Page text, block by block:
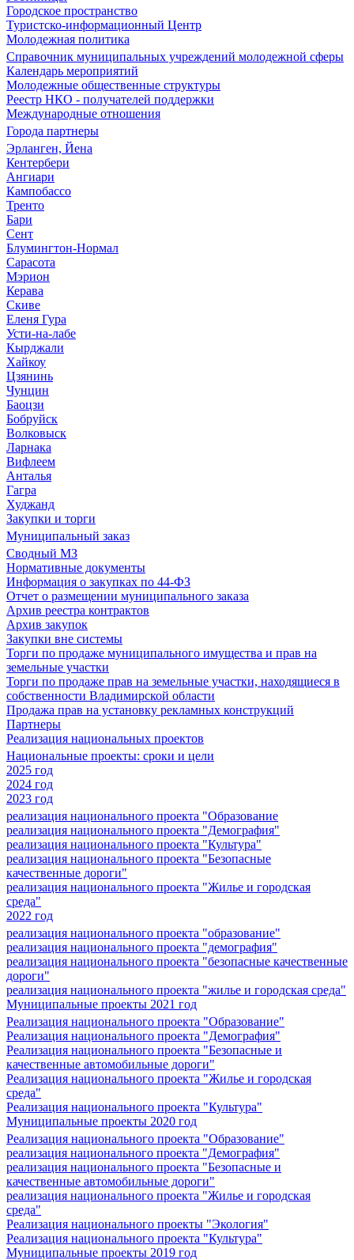
Городское пространство
Туристско-информационный Центр
Молодежная политика
Справочник муниципальных учреждений молодежной сферы
Календарь мероприятий
Молодежные общественные структуры
Реестр НКО - получателей поддержки
Международные отношения
Города партнеры
Эрланген, Йена
Кентербери
Ангиари
Кампобассо
Тренто
Бари
Сент
Блумингтон-Нормал
Сарасота
Мэрион
Керава
Скиве
Еленя Гура
Усти-на-лабе
Кырджали
Хайкоу
Цзянинь
Чунцин
Баоцзи
Бобруйск
Волковыск
Ларнака
Вифлеем
Анталья
Гагра
Худжанд
Закупки и торги
Муниципальный заказ
Сводный МЗ
Нормативные документы
Информация о закупках по 44-ФЗ
Отчет о размещении муниципального заказа
Архив реестра контрактов
Архив закупок
Закупки вне системы
Торги по продаже муниципального имущества и прав на
земельные участки
Торги по продаже прав на земельные участки, находящиеся в
собственности Владимирской области
Продажа прав на установку рекламных конструкций
Партнеры
Реализация национальных проектов
Национальные проекты: сроки и цели
2025 год
2024 год
2023 год
реализация национального проекта "Образование
реализация национального проекта "Демография"
реализация национального проекта "Культура"
реализация национального проекта "Безопасные
качественные дороги"
реализация национального проекта "Жилье и городская
среда"
2022 год
реализация национального проекта "образование"
реализация национального проекта "демография"
реализация национального проекта "безопасные качественные
дороги"
реализация национального проекта "жилье и городская среда"
Муниципальные проекты 2021 год
Реализация национального проекта "Образование"
Реализация национального проекта "Демография"
Реализация национального проекта "Безопасные и
качественные автомобильные дороги"
Реализация национального проекта "Жилье и городская
среда"
Реализация национального проекта "Культура"
Муниципальные проекты 2020 год
Реализация национального проекта "Образование"
реализация национального проекта "Демография"
реализация национального проекта "Безопасные и
качественные автомобильные дороги"
реализация национального проекта "Жилье и городская
среда"
Реализация национального проекты "Экология"
Реализация национального проекта "Культура"
Муниципальные проекты 2019 год